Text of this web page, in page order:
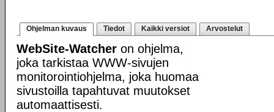
Ohjelman kuvaus Tiedot Kaikki versiot Arvostelut
WebSite-Watcher on ohjelma,
joka tarkistaa WWW-sivujen
monitorointiohjelma, joka huomaa
sivustoilla tapahtuvat muutokset
automaattisesti.